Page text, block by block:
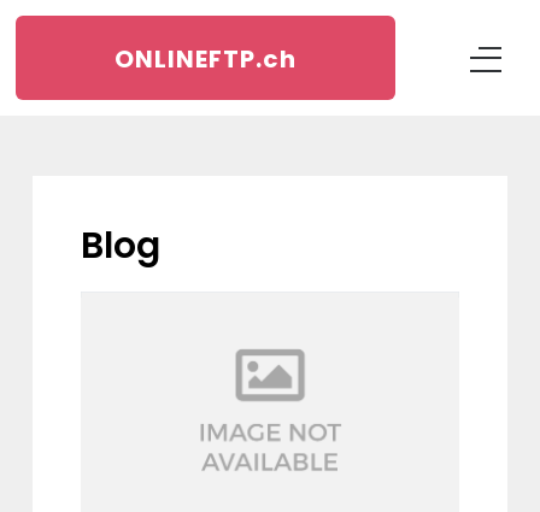
ONLINEFTP.ch
blog